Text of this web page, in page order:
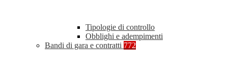
Tipologie di controllo
Obblighi e adempimenti
Bandi di gara e contratti 772